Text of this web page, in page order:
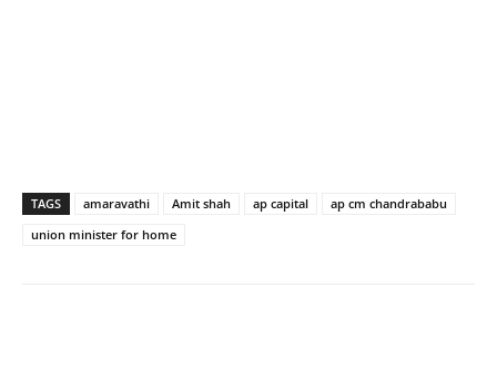
TAGS amaravathi Amit shah ap capital
ap cm chandrababu
union minister for home